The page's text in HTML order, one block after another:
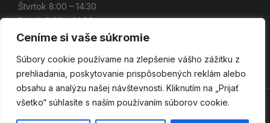
Ceníme si vaše súkromie
Súbory cookie používame na zlepšenie vášho zážitku z
prehliadania, poskytovanie prispôsobených reklám alebo
obsahu a analýzu našej návštevnosti. Kliknutím na „Prijať
všetko“ súhlasíte s naším používaním súborov cookie.
Štvrtok 8:00 – 14:30
Piatok 8:00 – 14:00